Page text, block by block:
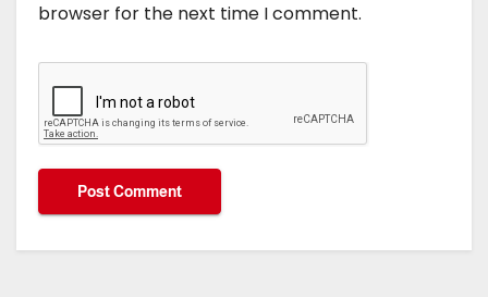
browser for the next time I comment.